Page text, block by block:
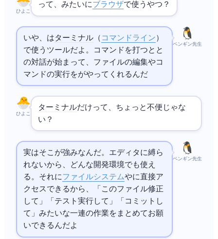
ひよこ
Codeって、 みたいにブラウザで使うやつ？
ペンギン先生
いや、 Codeはターミナル（ コマンドライン）
で使うツールだよ。`claude` コマンドを打つとAIと
の対話が始まって、ファイルの編集やコ
マンドの実行をAIがやってくれるんだ
ひよこ
ターミナルだけって、ちょっと不便じゃな
い？
ペンギン先生
実はそこが強みなんだ。エディタに縛ら
れないから、どんな開発環境でも使え
る。それにファイルシステムやに直接ア
クセスできるから、「このファイル修正
して」「テスト実行して」「コミットし
て」みたいな一連の作業をまとめてお願
いできるんだよ